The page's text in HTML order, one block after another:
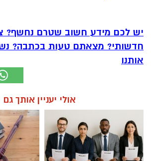
יש לכם מידע חשוב שטרם נחשף?
חדשותי? מצאתם טעות בכתבה?
אותנו
אולי יעניין אותך גם